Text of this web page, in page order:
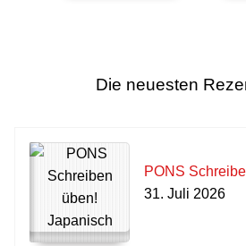
Die neuesten
PONS
31. Juli 2026